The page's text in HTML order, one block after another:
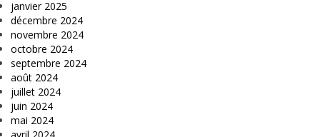
janvier 2025
décembre 2024
novembre 2024
octobre 2024
septembre 2024
août 2024
juillet 2024
juin 2024
mai 2024
avril 2024